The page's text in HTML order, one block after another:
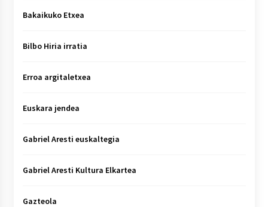
Bakaikuko Etxea
Bilbo Hiria irratia
Erroa argitaletxea
Euskara jendea
Gabriel Aresti euskaltegia
Gabriel Aresti Kultura Elkartea
Gazteola